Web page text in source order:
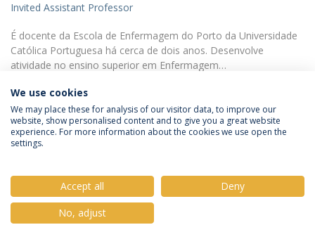
Invited Assistant Professor
É docente da Escola de Enfermagem do Porto da Universidade
Católica Portuguesa há cerca de dois anos. Desenvolve
atividade no ensino superior em Enfermagem…
Privacy Policy
© 2026 Universidade Católica Portuguesa
We use cookies
We may place these for analysis of our visitor data, to improve our
website, show personalised content and to give you a great website
experience. For more information about the cookies we use open the
settings.
Accept all
Deny
No, adjust